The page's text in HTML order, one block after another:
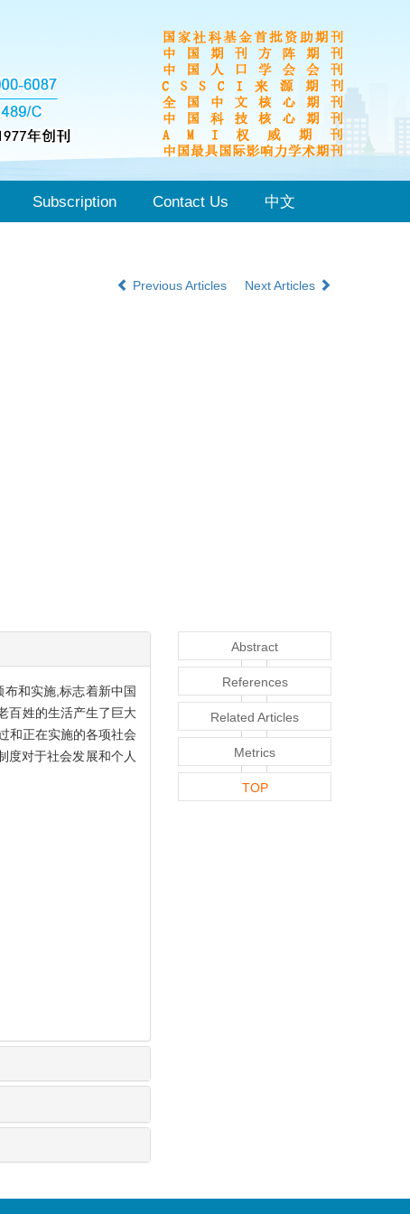
Subscription Contact Us 中文
Previous Articles
Next Articles
和实施,标志着新中国
百姓的生活产生了巨大
和正在实施的各项社会
度对于社会发展和个人
Abstract
References
Related Articles
Metrics
TOP